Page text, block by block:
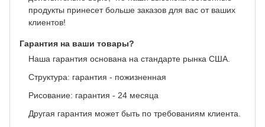
продукты принесет больше заказов для вас от ваших
клиентов!
Гарантия на ваши товары?
Наша гарантия основана на стандарте рынка США.
Структура: гарантия - пожизненная
Рисование: гарантия - 24 месяца
Другая гарантия может быть по требованиям клиента.